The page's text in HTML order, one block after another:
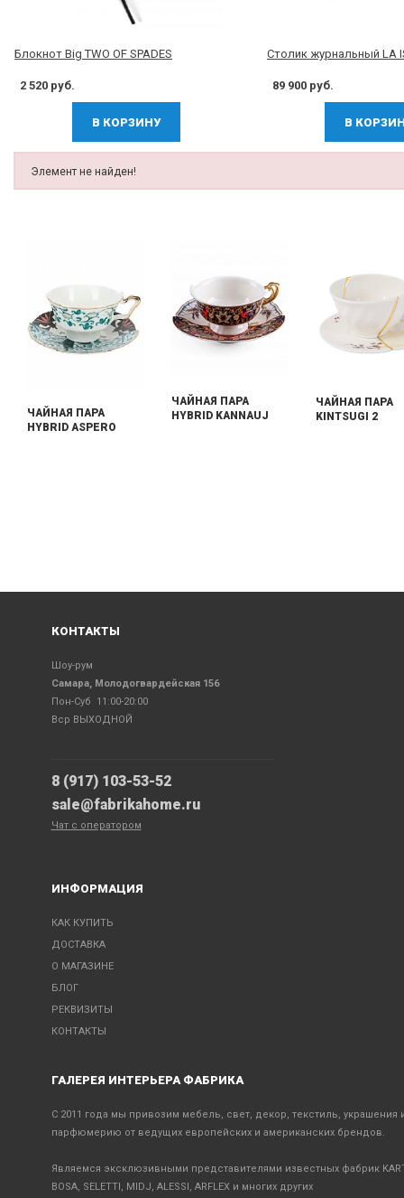
Блокнот Big TWO OF SPADES
2 520 руб.
В КОРЗИНУ
Столик журнальный LA
89 900 руб.
В
Элемент не найден!
ЧАЙНАЯ ПАРА
HYBRID ASPERO
ЧАЙНАЯ ПАРА
HYBRID KANNAUJ
ЧАЙНАЯ ПАРА
KINTSUGI 2
КОНТАКТЫ
Шоу-рум
Самара, Молодогвардейская 156
Пон-Суб 11:00-20:00
Вср ВЫХОДНОЙ
8 (917) 103-53-52
sale@fabrikahome.ru
Чат с оператором
ИНФОРМАЦИЯ
КАК КУПИТЬ
ДОСТАВКА
О МАГАЗИНЕ
БЛОГ
РЕКВИЗИТЫ
КОНТАКТЫ
ГАЛЕРЕЯ ИНТЕРЬЕРА ФАБРИКА
С 2011 года мы привозим мебель, свет, декор, текстиль, украшения
парфюмерию от ведущих европейских и американских брендов.
Являемся эксклюзивными представителями известных фабрик
BOSA, SELETTI, MIDJ, ALESSI, ARFLEX и многих других